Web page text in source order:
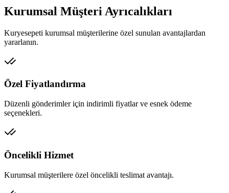
Kurumsal Müşteri Ayrıcalıkları
Kuryesepeti kurumsal müşterilerine özel sunulan avantajlardan
yararlanın.
Özel Fiyatlandırma
Düzenli gönderimler için indirimli fiyatlar ve esnek ödeme
seçenekleri.
Öncelikli Hizmet
Kurumsal müşterilere özel öncelikli teslimat avantajı.